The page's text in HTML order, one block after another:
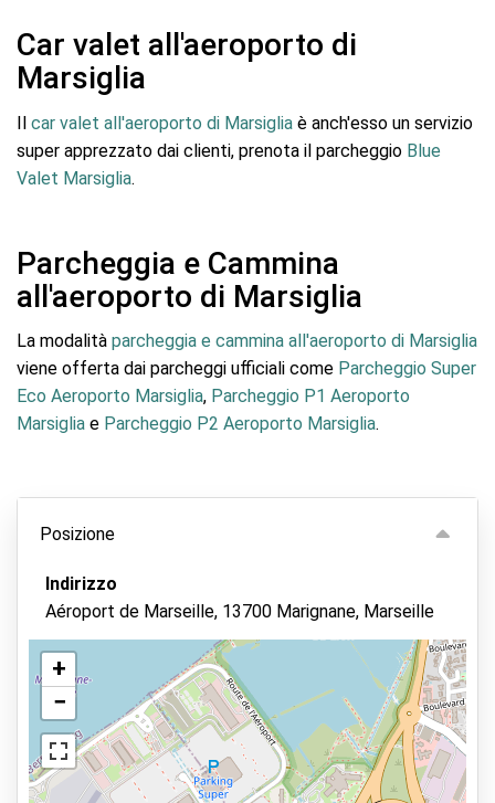
Car valet all'aeroporto di
Marsiglia
Il car valet all'aeroporto di Marsiglia è anch'esso un servizio
super apprezzato dai clienti, prenota il parcheggio Blue
Valet Marsiglia.
Parcheggia e Cammina
all'aeroporto di Marsiglia
La modalità parcheggia e cammina all'aeroporto di Marsiglia
viene offerta dai parcheggi ufficiali come Parcheggio Super
Eco Aeroporto Marsiglia, Parcheggio P1 Aeroporto
Marsiglia e Parcheggio P2 Aeroporto Marsiglia.
Posizione
Indirizzo
Aéroport de Marseille, 13700 Marignane, Marseille
+
−